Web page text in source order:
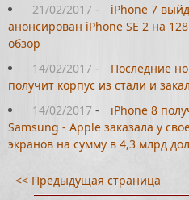
21/02/2017 -
iPhone 7
анонсирован iPhone SE 2 на
обзор
14/02/2017 -
Последние
получит корпус из стали и
14/02/2017 -
iPhone 8
Samsung - Apple заказала у
экранов на сумму в 4,3 млрд
<< Предыдущая страница